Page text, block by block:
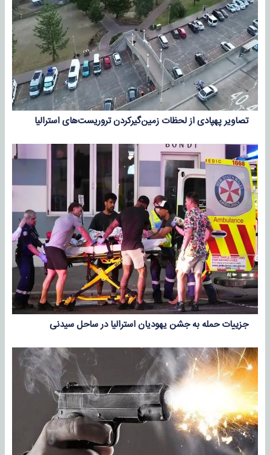
تصاویر پهپادی از لحظات زمین‌گیرکردن تروریست‌های استرالیا
جزییات حمله به جشن یهودیان استرالیا در ساحل سیدنی